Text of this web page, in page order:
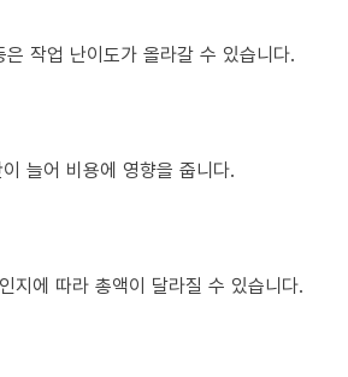
작업 난이도가 올라갈 수 있습니다.
늘어 비용에 영향을 줍니다.
지에 따라 총액이 달라질 수 있습니다.